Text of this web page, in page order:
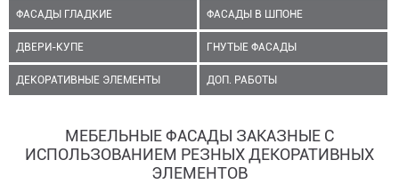
ФАСАДЫ ГЛАДКИЕ ФАСАДЫ В ШПОНЕ
ДВЕРИ-КУПЕ ГНУТЫЕ ФАСАДЫ
ДЕКОРАТИВНЫЕ ЭЛЕМЕНТЫ ДОП. РАБОТЫ
МЕБЕЛЬНЫЕ ФАСАДЫ ЗАКАЗНЫЕ С
ИСПОЛЬЗОВАНИЕМ РЕЗНЫХ ДЕКОРАТИВНЫХ
ЭЛЕМЕНТОВ